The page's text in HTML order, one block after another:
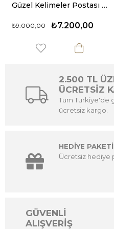
Güzel Kelimeler Postası | Yıllık Abonelik
₺7.200,00
₺9.000,00
2.500 TL
ÜCRETSİZ
Tüm Türkiye'de
ücretsiz kargo.
HEDİYE PAKETİ
Ücretsiz hediye
GÜVENLİ
ALIŞVERİŞ